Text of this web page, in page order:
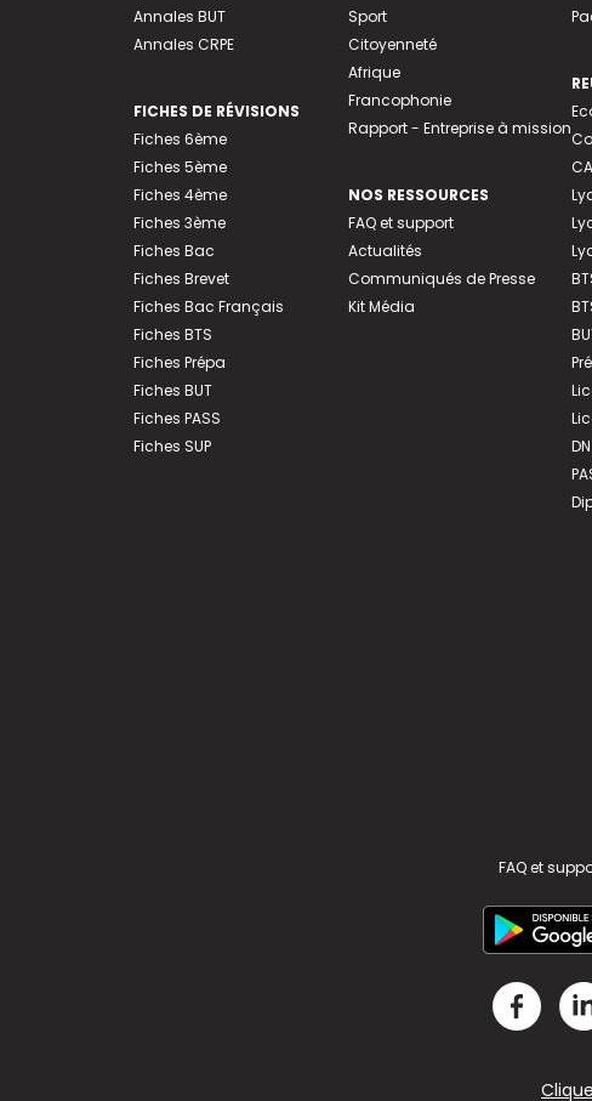
Annales BUT
Annales CRPE
FICHES DE RÉVISIONS
Fiches 6ème
Fiches 5ème
Fiches 4ème
Fiches 3ème
Fiches Bac
Fiches Brevet
Fiches Bac Français
Fiches BTS
Fiches Prépa
Fiches BUT
Fiches PASS
Fiches SUP
Sport
Citoyenneté
Afrique
Francophonie
Rapport - Entreprise à mission
NOS RESSOURCES
FAQ et support
Actualités
Communiqués de Presse
Kit Média
FAQ et